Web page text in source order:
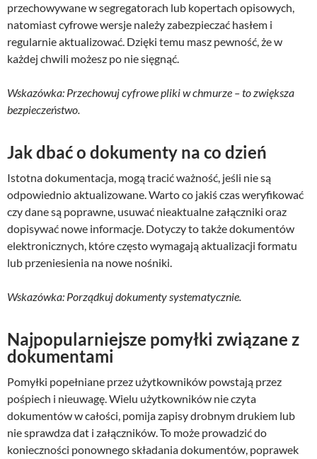
przechowywane w segregatorach lub kopertach opisowych,
natomiast cyfrowe wersje należy zabezpieczać hasłem i
regularnie aktualizować. Dzięki temu masz pewność, że w
każdej chwili możesz po nie sięgnąć.
Wskazówka: Przechowuj cyfrowe pliki w chmurze – to zwiększa
bezpieczeństwo.
Jak dbać o dokumenty na co dzień
Istotna dokumentacja, mogą tracić ważność, jeśli nie są
odpowiednio aktualizowane. Warto co jakiś czas weryfikować
czy dane są poprawne, usuwać nieaktualne załączniki oraz
dopisywać nowe informacje. Dotyczy to także dokumentów
elektronicznych, które często wymagają aktualizacji formatu
lub przeniesienia na nowe nośniki.
Wskazówka: Porządkuj dokumenty systematycznie.
Najpopularniejsze pomyłki związane z
dokumentami
Pomyłki popełniane przez użytkowników powstają przez
pośpiech i nieuwagę. Wielu użytkowników nie czyta
dokumentów w całości, pomija zapisy drobnym drukiem lub
nie sprawdza dat i załączników. To może prowadzić do
konieczności ponownego składania dokumentów, poprawek